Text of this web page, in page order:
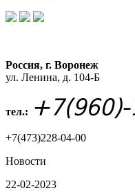
Россия, г. Воронеж
ул. Ленина, д. 104-Б
тел.:
+7(473)228-04-00
Новости
22-02-2023